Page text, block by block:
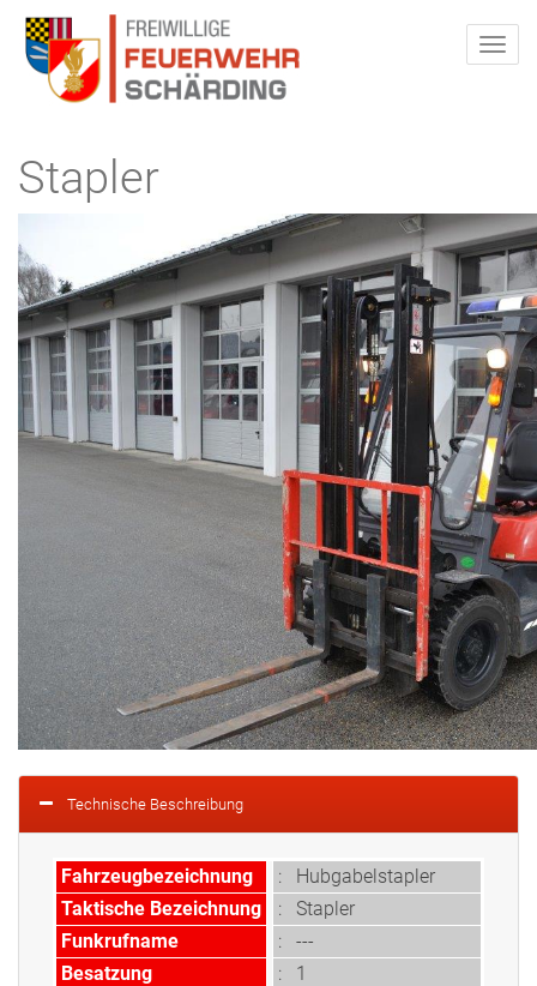
Stapler
Technische Beschreibung
Fahrzeugbezeichnung : Hubgabelstapler
Taktische Bezeichnung
: Stapler
Funkrufname
: ---
Besatzung
: 1